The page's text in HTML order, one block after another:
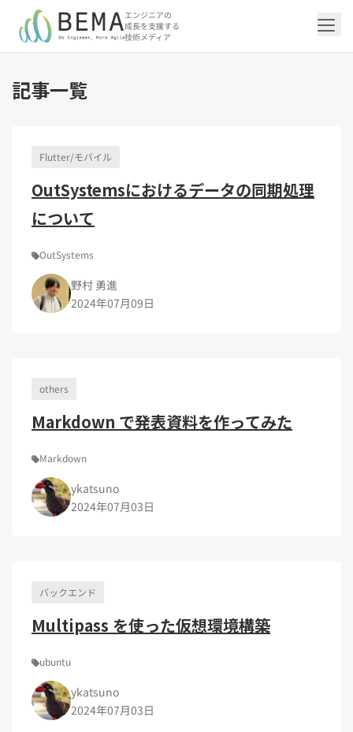
エンジニアの
成長を支援する
技術メディア
「アジャイル開発/スクラム」の記事一覧を
「アジャイル開発/スクラム」のタグ一覧
スクラムマスター（19）
「DevOps/クラウド」の記事一覧を見る
AWS（20）
CI/CD（9）
Terraform（6）
インフラストラクチャ（5）
CodeCommit（2）
Ansible（2）
DevSecOps（1）
Platform Engineering（1）
「AI」の記事一覧を見る
生成AI（13）
AIエージェント（4）
NotebookLM（3）
「バックエンド」の記事一覧を見る
Oracle APEX（5）
Python（4）
API（2）
Ruby（2）
「Flutter/モバイル」の記事一覧を見る
Flutter（38）
Dart（6）
Swift（2）
アプリ開発（1）
「Jamstack/フロントエンド」の記事一覧
「Jamstack/フロントエンド」のタグ一覧
Jamstack（10）
JavaScript（4）
Puppeteer（1）
React（1）
「others」の記事一覧を見る
エンジニア組織（48）
イベント（42）
アドベントカレンダー2024（25）
若手エンジニア（12）
トラブルシューティング（12）
キャリア（8）
内製化（7）
マネジメント（6）
記事一覧
Flutter/モバイル
OutSystemsにおけるデータの同期処理
について
OutSystems
野村 勇進
2024年07月09日
others
Markdown で発表資料を作ってみた
Markdown
ykatsuno
2024年07月03日
バックエンド
Multipass を使った仮想環境構築
ubuntu
ykatsuno
2024年07月03日